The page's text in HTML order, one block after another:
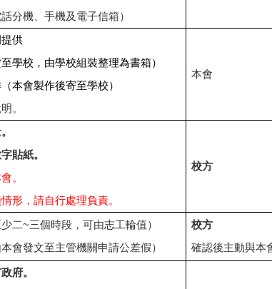
分機、手機及電子信箱）
供
學校，由學校組裝整理為書箱）
本會製作後寄至學校）
。
本會
貼紙。
。
形，請自行處理負責。
校方
少二~三個時段，可由志工輪值）
本會發文至主管機關申請公差假）
校方
確認後主動與本
府。